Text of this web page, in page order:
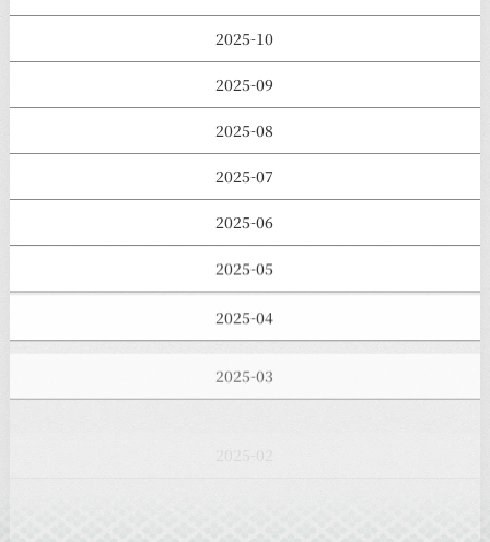
2025-10
2025-09
2025-08
2025-07
2025-06
2025-05
2025-04
2025-02
2025-01